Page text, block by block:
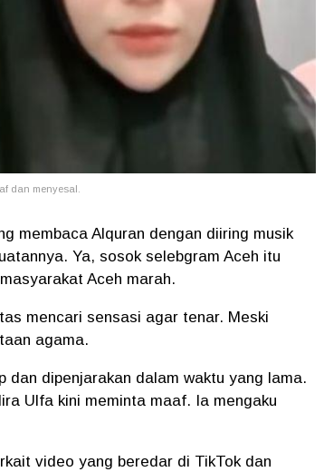
dan menyesal.
membaca Alquran dengan diiring musik
Ya, sosok selebgram Aceh itu
Aceh marah.
mencari sensasi agar tenar. Meski
agama.
dipenjarakan dalam waktu yang lama.
Ulfa kini meminta maaf. Ia mengaku
video yang beredar di TikTok dan